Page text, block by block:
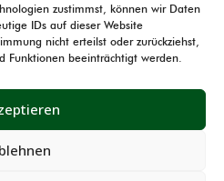
zustimmst, können wir Daten
IDs auf dieser Website
nicht erteilst oder zurückziehst,
Funktionen beeinträchtigt werden.
für das Modell 1 erhalten.
das Produkt
sich in den Grundsätzen
bleibt für das Modell
Ferner darf das das
Seniorenklasse B in den